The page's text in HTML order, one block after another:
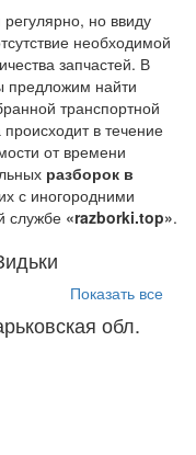
но ввиду
необходимой
запчастей. В
предложим найти
транспортной
в течение
от времени
разборок в
с иногородними
службе «razborki.top».
Показать все
обл.